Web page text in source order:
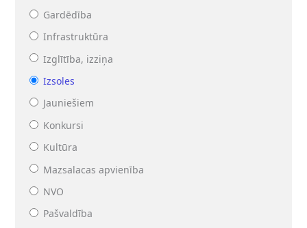
Gardēdība
Infrastruktūra
Izglītība, izziņa
Izsoles
Jauniešiem
Konkursi
Kultūra
Mazsalacas apvienība
NVO
Pašvaldība